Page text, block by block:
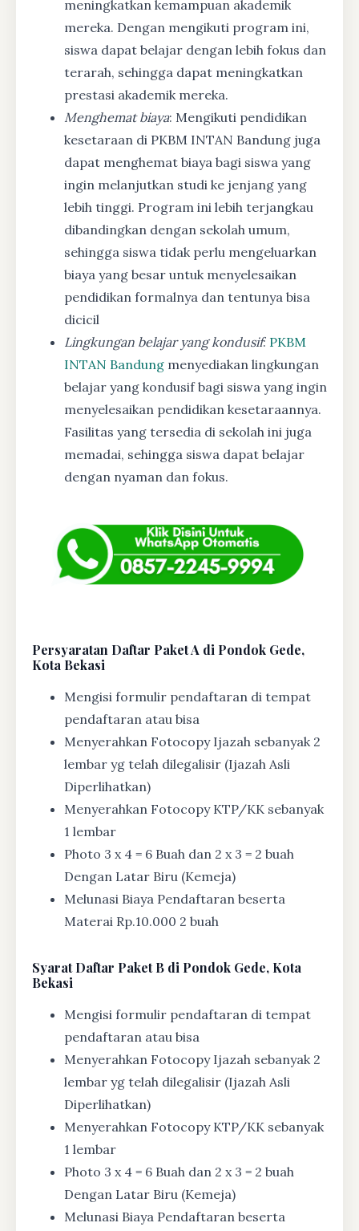
meningkatkan kemampuan akademik
mereka. Dengan mengikuti program ini,
siswa dapat belajar dengan lebih fokus dan
terarah, sehingga dapat meningkatkan
prestasi akademik mereka.
Menghemat biaya: Mengikuti pendidikan
kesetaraan di PKBM INTAN Bandung juga
dapat menghemat biaya bagi siswa yang
ingin melanjutkan studi ke jenjang yang
lebih tinggi. Program ini lebih terjangkau
dibandingkan dengan sekolah umum,
sehingga siswa tidak perlu mengeluarkan
biaya yang besar untuk menyelesaikan
pendidikan formalnya dan tentunya bisa
dicicil
Lingkungan belajar yang kondusif: PKBM
INTAN Bandung menyediakan lingkungan
belajar yang kondusif bagi siswa yang ingin
menyelesaikan pendidikan kesetaraannya.
Fasilitas yang tersedia di sekolah ini juga
memadai, sehingga siswa dapat belajar
dengan nyaman dan fokus.
Persyaratan Daftar Paket A di Pondok Gede,
Kota Bekasi
Mengisi formulir pendaftaran di tempat
pendaftaran atau bisa
Menyerahkan Fotocopy Ijazah sebanyak 2
lembar yg telah dilegalisir (Ijazah Asli
Diperlihatkan)
Menyerahkan Fotocopy KTP/KK sebanyak
1 lembar
Photo 3 x 4 = 6 Buah dan 2 x 3 = 2 buah
Dengan Latar Biru (Kemeja)
Melunasi Biaya Pendaftaran beserta
Materai Rp.10.000 2 buah
SyaratDaftar Paket B di Pondok Gede, Kota
Bekasi
Mengisi formulir pendaftaran di tempat
pendaftaran atau bisa
Menyerahkan Fotocopy Ijazah sebanyak 2
lembar yg telah dilegalisir (Ijazah Asli
Diperlihatkan)
Menyerahkan Fotocopy KTP/KK sebanyak
1 lembar
Photo 3 x 4 = 6 Buah dan 2 x 3 = 2 buah
Dengan Latar Biru (Kemeja)
Melunasi Biaya Pendaftaran beserta